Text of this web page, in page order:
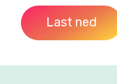
Last ned